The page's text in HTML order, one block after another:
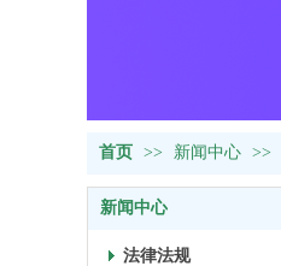
首页 >> 新闻中心 >>
新闻中心
法律法规